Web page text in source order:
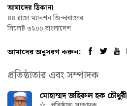
আমাদের ঠিকানা
৪৪ রাজা ম্যানশন জিন্দাবাজার
সিলেট ৩১০০ বাংলাদেশ
আমাদের অনুসরণ করুন:
প্রতিষ্ঠাতার এবং সম্পাদক
মোহাম্মদ জহিরুল হক চৌধুরী